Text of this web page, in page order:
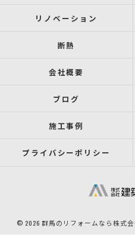
リノベーション
断熱
会社概要
ブログ
施工事例
プライバシーポリシー
© 2026 群馬のリフォームなら株式会社